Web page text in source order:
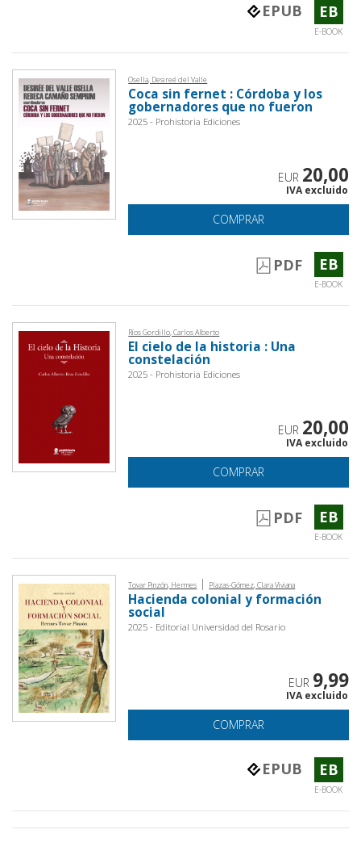
EPUB EB
E-BOOK
Osella, Desireé del Valle
Coca sin fernet : Córdoba y los
gobernadores que no fueron
2025 - Prohistoria Ediciones
EUR 20,00
IVA excluido
COMPRAR
PDF EB
E-BOOK
Ríos Gordillo, Carlos Alberto
El cielo de la historia : Una
constelación
2025 - Prohistoria Ediciones
EUR 20,00
IVA excluido
COMPRAR
PDF EB
E-BOOK
Tovar Pinzón, Hermes | Plazas-Gómez, Clara Viviana
Hacienda colonial y formación
social
2025 - Editorial Universidad del Rosario
EUR 9,99
IVA excluido
COMPRAR
EPUB EB
E-BOOK